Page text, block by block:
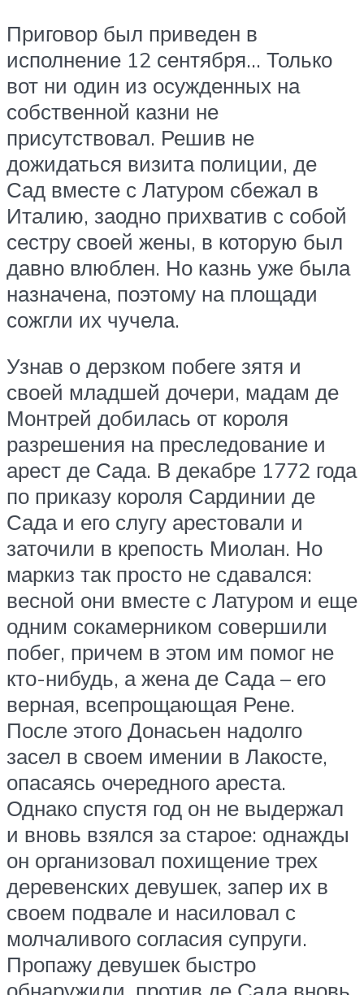
Приговор был приведен в
исполнение 12 сентября… Только
вот ни один из осужденных на
собственной казни не
присутствовал. Решив не
дожидаться визита полиции, де
Сад вместе с Латуром сбежал в
Италию, заодно прихватив с собой
сестру своей жены, в которую был
давно влюблен. Но казнь уже была
назначена, поэтому на площади
сожгли их чучела.
Узнав о дерзком побеге зятя и
своей младшей дочери, мадам де
Монтрей добилась от короля
разрешения на преследование и
арест де Сада. В декабре 1772 года
по приказу короля Сардинии де
Сада и его слугу арестовали и
заточили в крепость Миолан. Но
маркиз так просто не сдавался:
весной они вместе с Латуром и еще
одним сокамерником совершили
побег, причем в этом им помог не
кто-нибудь, а жена де Сада – его
верная, всепрощающая Рене.
После этого Донасьен надолго
засел в своем имении в Лакосте,
опасаясь очередного ареста.
Однако спустя год он не выдержал
и вновь взялся за старое: однажды
он организовал похищение трех
деревенских девушек, запер их в
своем подвале и насиловал с
молчаливого согласия супруги.
Пропажу девушек быстро